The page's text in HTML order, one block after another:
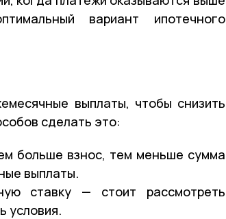
вариант ипотечного
выплаты, чтобы снизить
сделать это:
больше взнос, тем меньше сумма
выплаты.
ставку — стоит рассмотреть
условия.